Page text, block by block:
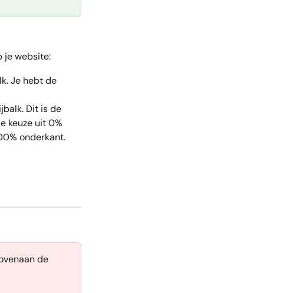
je website:
Je hebt de
Dit is de
keuze uit 0%
onderkant.
de